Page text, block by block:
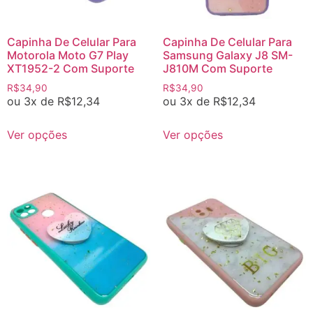
Capinha De Celular Para
Motorola Moto G7 Play
XT1952-2 Com Suporte
R$34,90
ou 3x de R$12,34
Ver opções
Capinha De Celular Para
Samsung Galaxy J8 SM-
J810M Com Suporte
R$34,90
ou 3x de R$12,34
Ver opções